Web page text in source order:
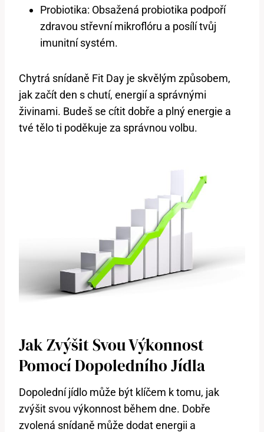
Probiotika: Obsažená probiotika podpoří
zdravou střevní mikroflóru a posílí tvůj
imunitní systém.
Chytrá snídaně Fit Day je skvělým způsobem,
jak začít den s chutí, energií a správnými
živinami. Budeš se cítit dobře a plný energie a
tvé tělo ti poděkuje za správnou volbu.
Jak Zvýšit Svou Výkonnost
Pomocí Dopoledního Jídla
Dopolední jídlo může být klíčem k tomu, jak
zvýšit svou výkonnost během dne. Dobře
zvolená snídaně může dodat energii a